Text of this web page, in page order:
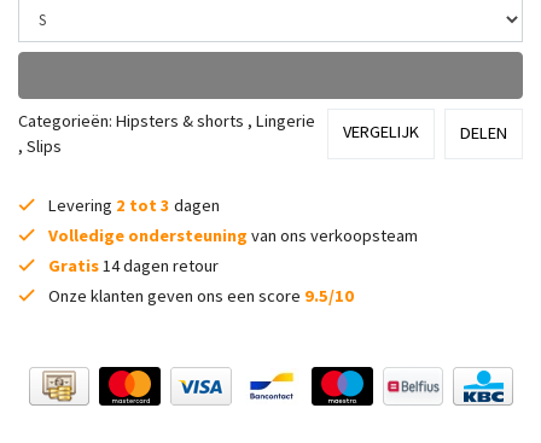
Categorieën: Hipsters & shorts , Lingerie
, Slips
VERGELIJK DELEN
Levering 2 tot 3 dagen
Volledige ondersteuning van ons verkoopsteam
Gratis 14 dagen retour
Onze klanten geven ons een score 9.5/10